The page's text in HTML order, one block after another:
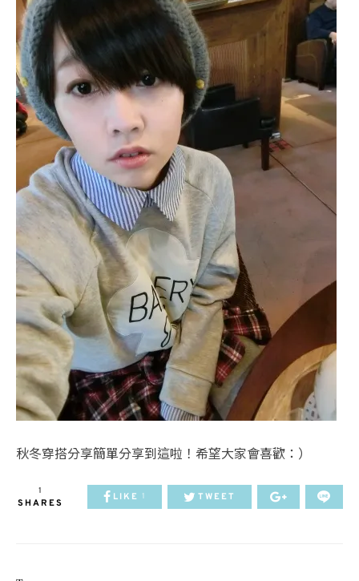
秋冬穿搭分享簡單分享到這啦！希望大家會喜歡：）
1
SHARES
LIKE 1 TWEET